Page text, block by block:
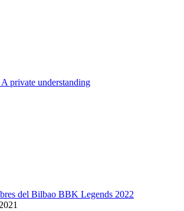
private understanding
del Bilbao BBK Legends 2022